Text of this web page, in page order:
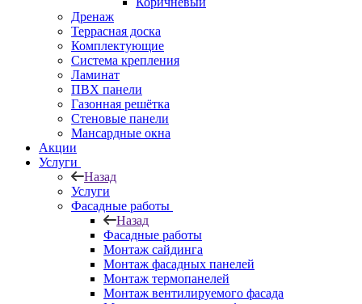
Дренаж
Террасная доска
Комплектующие
Система крепления
Ламинат
ПВХ панели
Газонная решётка
Стеновые панели
Мансардные окна
Акции
Услуги
Назад
Услуги
Фасадные работы
Назад
Фасадные работы
Монтаж сайдинга
Монтаж фасадных панелей
Монтаж термопанелей
Монтаж вентилируемого фасада